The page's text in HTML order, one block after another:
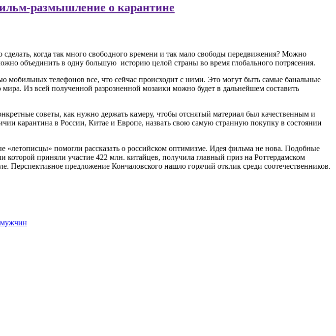
размышление о карантине
когда так много свободного времени и так мало свободы передвижения? Можно
объединить в одну большую историю целой страны во время глобального потрясения.
телефонов все, что сейчас происходит с ними. Это могут быть самые банальные
Из всей полученной разрозненной мозаики можно будет в дальнейшем составить
советы, как нужно держать камеру, чтобы отснятый материал был качественным и
карантина в России, Китае и Европе, назвать свою самую странную покупку в состоянии
помогли рассказать о российском оптимизме. Идея фильма не нова. Подобные
приняли участие 422 млн. китайцев, получила главный приз на Роттердамском
предложение Кончаловского нашло горячий отклик среди соотечественников.
мужчин